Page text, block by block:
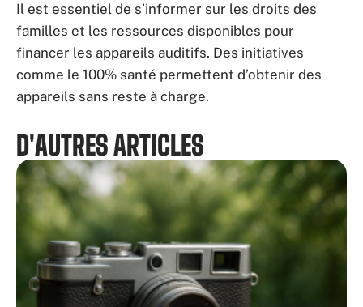
Il est essentiel de s’informer sur les droits des
familles et les ressources disponibles pour
financer les appareils auditifs. Des initiatives
comme le 100% santé permettent d’obtenir des
appareils sans reste à charge.
D'AUTRES ARTICLES